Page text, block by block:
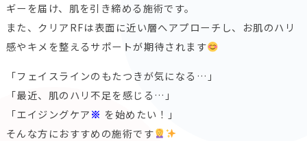
ギーを届け、肌を引き締める施術です。
また、クリアRFは表面に近い層へアプローチし、お肌のハリ
感やキメを整えるサポートが期待されます
「フェイスラインのもたつきが気になる…」
「最近、肌のハリ不足を感じる…」
「エイジングケア※ を始めたい！」
そんな方におすすめの施術です